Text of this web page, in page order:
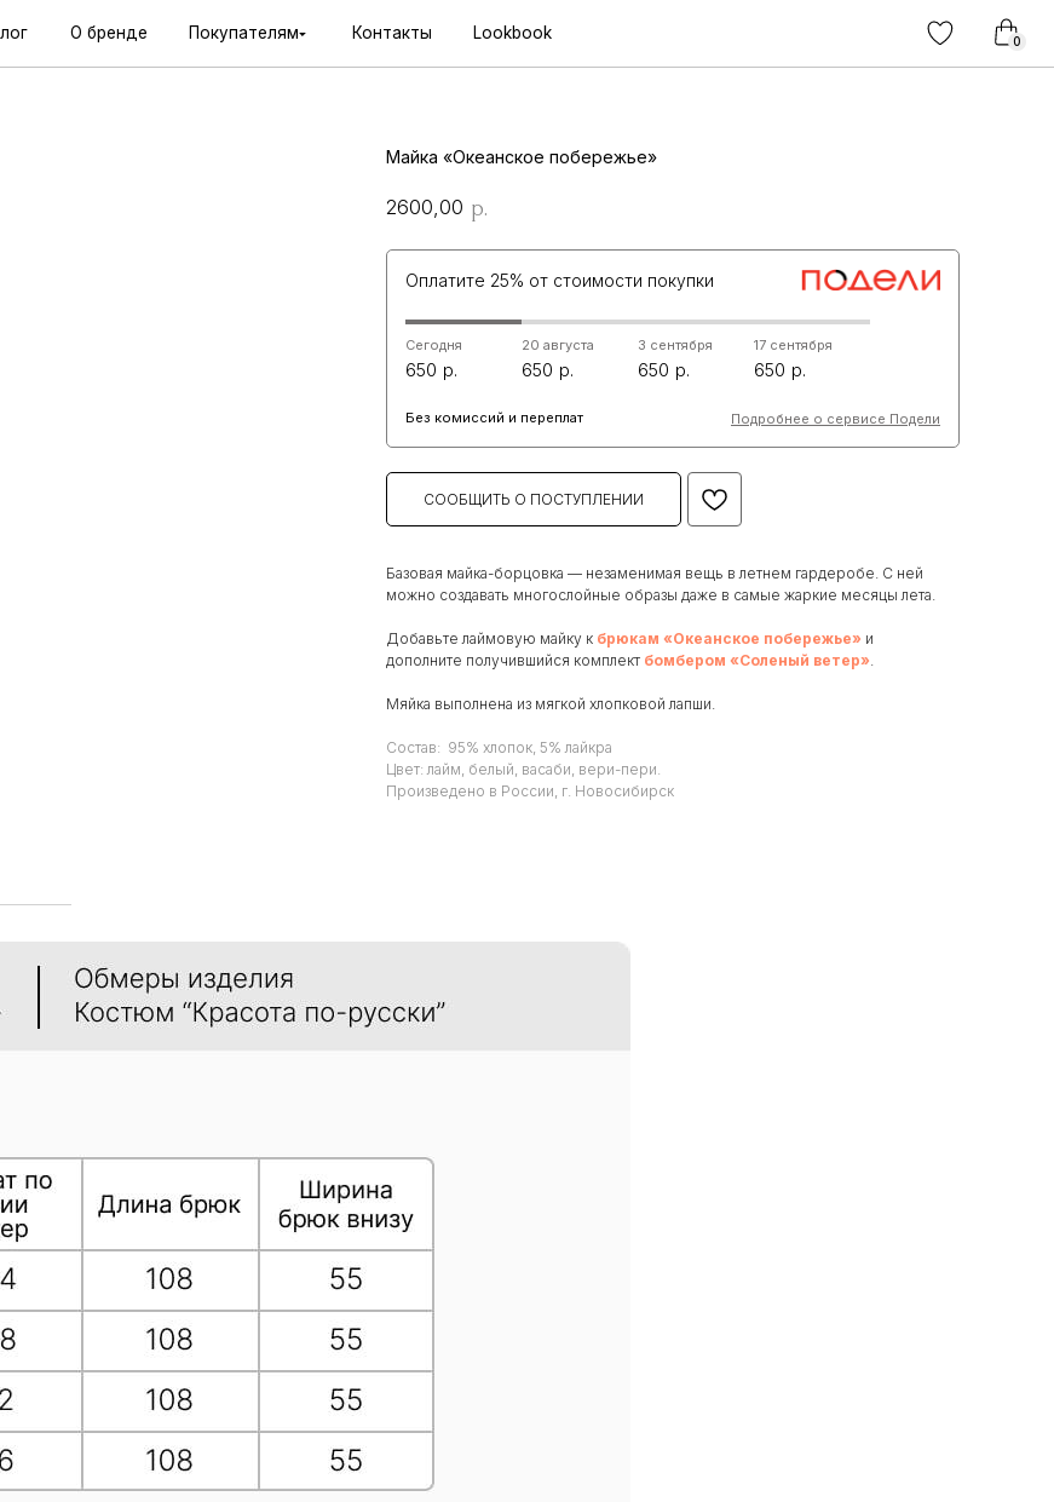
О бренде Контакты
Покупателям Lookbook
Майка «Океанское побережье»
2600,00 р.
Оплатите 25% от стоимости покупки
Сегодня
650
20 августа
650
3 сентября
650
17 сентября
650
Без комиссий и переплат Подробнее о сервисе Подели
СООБЩИТЬ О ПОСТУПЛЕНИИ
Базовая майка-борцовка — незаменимая вещь в летнем гардеробе. С ней
можно создавать многослойные образы даже в самые жаркие месяцы лета.
Добавьте лаймовую майку к брюкам «Океанское побережье» и
дополните получившийся комплект бомбером «Соленый ветер»
Мяйка выполнена из мягкой хлопковой лапши.
Состав: 95% хлопок, 5% лайкра
Цвет: лайм, белый, васаби, вери-пери.
Произведено в России, г. Новосибирск